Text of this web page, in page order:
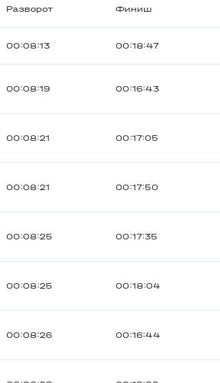
Разворот Финиш
00:08:13 00:18:47
00:08:19 00:16:43
00:08:21 00:17:05
00:08:21 00:17:50
00:08:25 00:17:35
00:08:25 00:18:04
00:08:26 00:16:44